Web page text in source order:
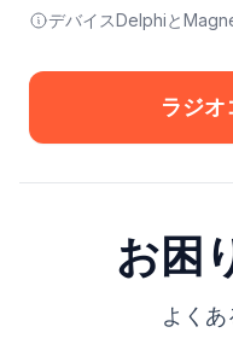
デバイスDelphiと
ラジオ
お困
よく